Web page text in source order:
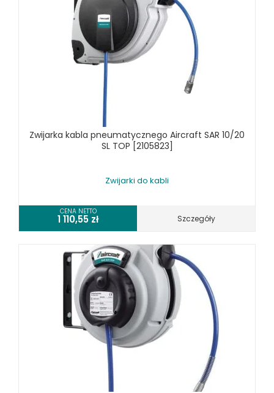
Zwijarka kabla pneumatycznego Aircraft SAR 10/20
SL TOP [2105823]
Zwijarki do kabli
CENA NETTO
1 110,55 zł Szczegóły